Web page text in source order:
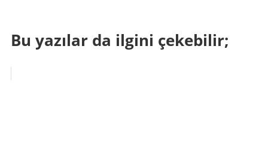
Bu yazılar da ilgini çekebilir;